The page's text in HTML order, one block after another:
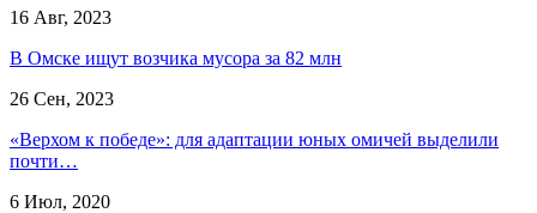
16 Авг, 2023
В Омске ищут возчика мусора за 82 млн
26 Сен, 2023
«Верхом к победе»: для адаптации юных омичей выделили
почти…
6 Июл, 2020